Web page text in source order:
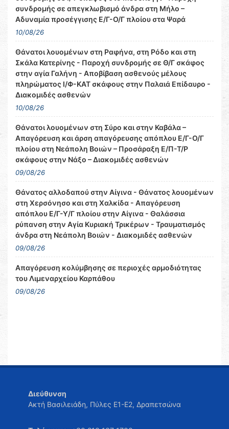
συνδρομής σε απεγκλωβισμό άνδρα στη Μήλο –
Αδυναμία προσέγγισης Ε/Γ-Ο/Γ πλοίου στα Ψαρά
10/08/26
Θάνατοι λουομένων στη Ραφήνα, στη Ρόδο και στη
Σκάλα Κατερίνης - Παροχή συνδρομής σε Θ/Γ σκάφος
στην αγία Γαλήνη - Αποβίβαση ασθενούς μέλους
πληρώματος Ι/Φ-ΚΑΤ σκάφους στην Παλαιά Επίδαυρο -
Διακομιδές ασθενών
10/08/26
Θάνατοι λουομένων στη Σύρο και στην Καβάλα –
Απαγόρευση και άρση απαγόρευσης απόπλου Ε/Γ-Ο/Γ
πλοίου στη Νεάπολη Βοιών – Προσάραξη Ε/Π-Τ/Ρ
σκάφους στην Νάξο – Διακομιδές ασθενών
09/08/26
Θάνατος αλλοδαπού στην Αίγινα - Θάνατος λουομένων
στη Χερσόνησο και στη Χαλκίδα - Απαγόρευση
απόπλου Ε/Γ-Υ/Γ πλοίου στην Αίγινα - Θαλάσσια
ρύπανση στην Αγία Κυριακή Τρικέρων - Τραυματισμός
άνδρα στη Νεάπολη Βοιών - Διακομιδές ασθενών
09/08/26
Απαγόρευση κολύμβησης σε περιοχές αρμοδιότητας
του Λιμεναρχείου Καρπάθου
09/08/26
Διεύθυνση
Ακτή Βασιλειάδη, Πύλες Ε1-Ε2, Δραπετσώνα